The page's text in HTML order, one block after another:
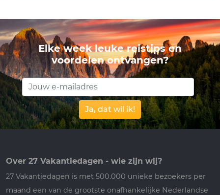
Elke week leuke reistips en
voordelen ontvangen?
Ja, dat wil ik!
Over 27 Vakantiedagen - wie zijn wij?
27 Vakantiedagen is met 500.000 unieke bezoekers per
maand een van de grootste onafhankelijke Nederlandse